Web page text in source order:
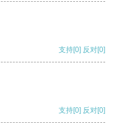
支持[0] 反对[0]
支持[0] 反对[0]